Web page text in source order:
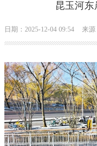
政务公开
市领导
政策兑现
昆玉河
日期：2025-12-04 09:54 来